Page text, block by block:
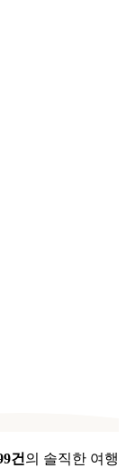
건 의 솔직한 여행